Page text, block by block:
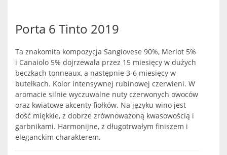
Porta 6 Tinto 2019
Ta znakomita kompozycja Sangiovese 90%, Merlot 5%
i Canaiolo 5% dojrzewała przez 15 miesięcy w dużych
beczkach tonneaux, a następnie 3-6 miesięcy w
butelkach. Kolor intensywnej rubinowej czerwieni. W
aromacie silnie wyczuwalne nuty czerwonych owoców
oraz kwiatowe akcenty fiołków. Na języku wino jest
dość miękkie, z dobrze zrównoważoną kwasowością i
garbnikami. Harmonijne, z długotrwałym finiszem i
eleganckim charakterem.